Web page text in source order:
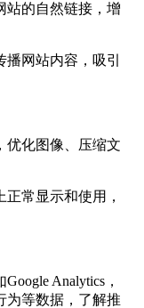
站的自然链接，增
网站内容，吸引
优化图像、压缩文
常显示和使用，
Analytics，
为等数据，了解推